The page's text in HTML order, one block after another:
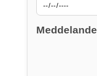
Meddelande